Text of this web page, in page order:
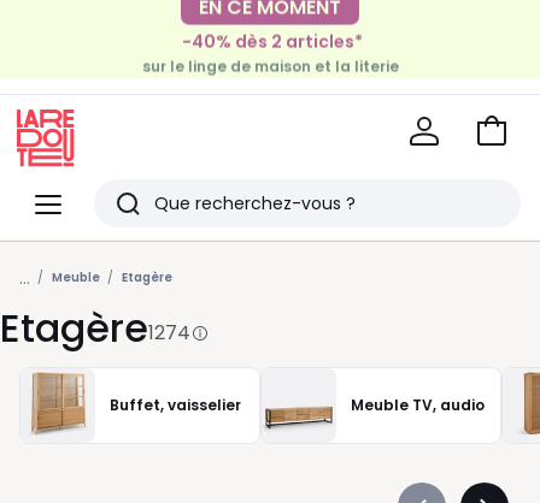
EN CE MOMENT
-30€ tous les 100€*
sur le meuble & la déco
-40% dès 2 articles*
sur le linge de maison et la literie
Menu
Redoute
Rechercher
Derniers
articles
vus
Voir
... Meuble Etagère
Etagère1274
Buffet, vaisselier Meuble TV, audio